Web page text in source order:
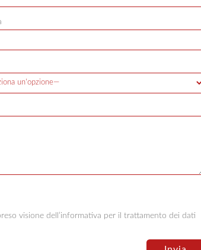
visione dell’informativa per il trattamento dei dati